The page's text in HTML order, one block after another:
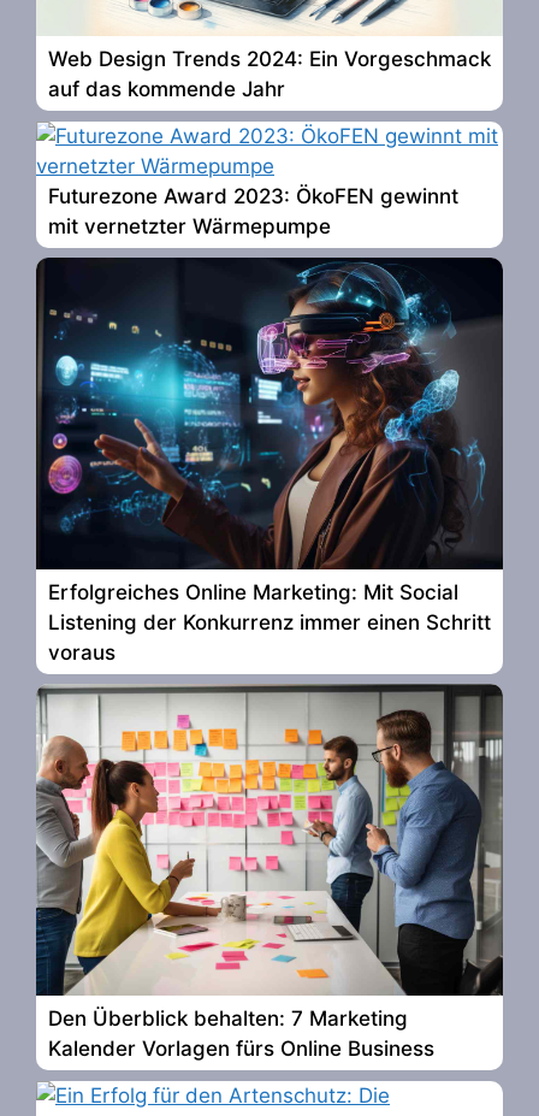
Web Design Trends 2024: Ein Vorgeschmack
auf das kommende Jahr
Futurezone Award 2023: ÖkoFEN gewinnt
mit vernetzter Wärmepumpe
Erfolgreiches Online Marketing: Mit Social
Listening der Konkurrenz immer einen Schritt
voraus
Den Überblick behalten: 7 Marketing
Kalender Vorlagen fürs Online Business